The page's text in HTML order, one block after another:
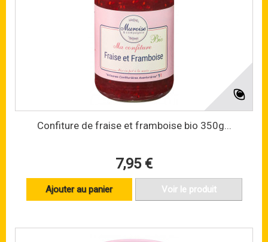
Confiture de fraise et framboise bio 350g...
7,95 €
Ajouter au panier Voir le produit